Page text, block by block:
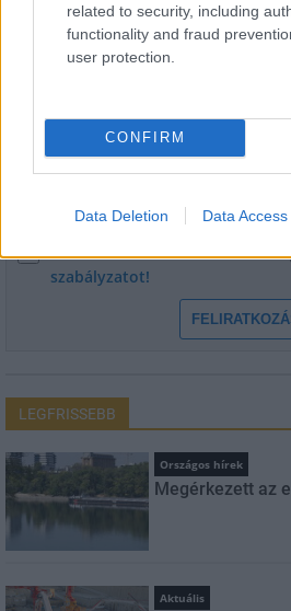
related to security, including
functionality and fraud
user protection.
CONFIRM
Data Deletion Data Access
E-mail cím
Feliratkozom a hírlevélre és
szabályzatot!
LEGFRISSEBB
Országos hírek
Megérkezett az
Aktuális